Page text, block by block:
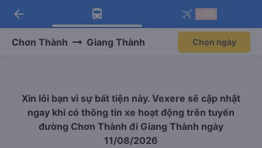
Tải app Vexere ngay!
Nhận ưu đãi thành viên độc
Mở app
Tải app Vexere
-30k/ghế khi đặt vé máy bay qua
Mở app
arrow_back
Chơn Thành Giang Thành Chọn ngày
Xin lỗi bạn vì sự bất tiện này. Vexere sẽ cập nhật
ngay khi có thông tin xe hoạt động trên tuyến
đường Chơn Thành đi Giang Thành ngày
11/08/2026